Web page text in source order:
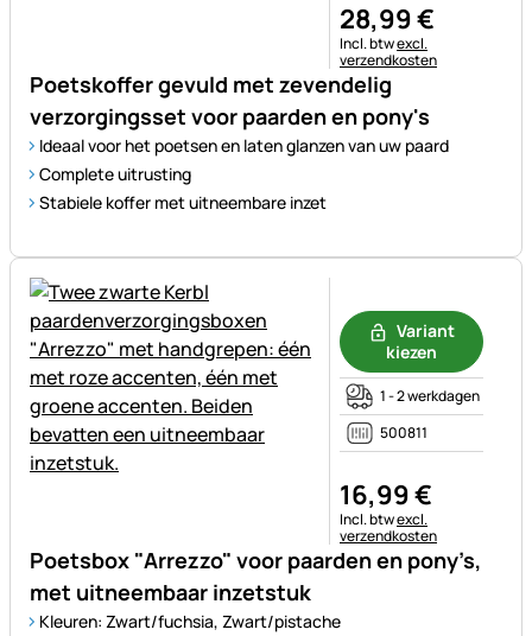
Poetskoffer gevuld met zevendelig
verzorgingsset voor paarden en pony's
Ideaal voor het poetsen en laten glanzen van uw paard
Complete uitrusting
Stabiele koffer met uitneembare inzet
28,99€
Belastinginformatie:
Incl. btwexcl.
verzendkosten
Poetsbox "Arrezzo" voor paarden en pony’s,
met uitneembaar inzetstuk
Kleuren: Zwart/fuchsia, Zwart/pistache
Variant
kiezen
1 - 2 werkdagen
500811
16,99€
Belastinginformatie:
Incl. btwexcl.
verzendkosten